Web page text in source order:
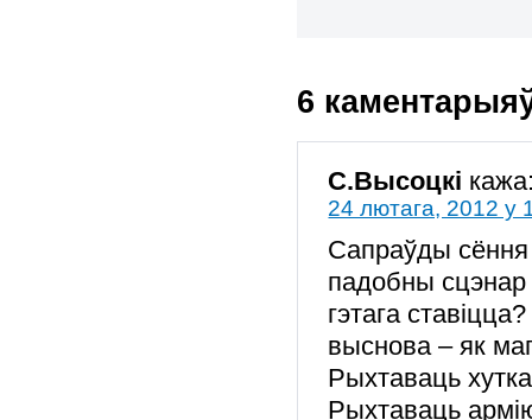
6
С.Высоцкі
24 лютага, 2012 у
Сапраўды сёння
падобны сцэнар
гэтага
выснова – як
Рыхтаваць
Рыхтаваць